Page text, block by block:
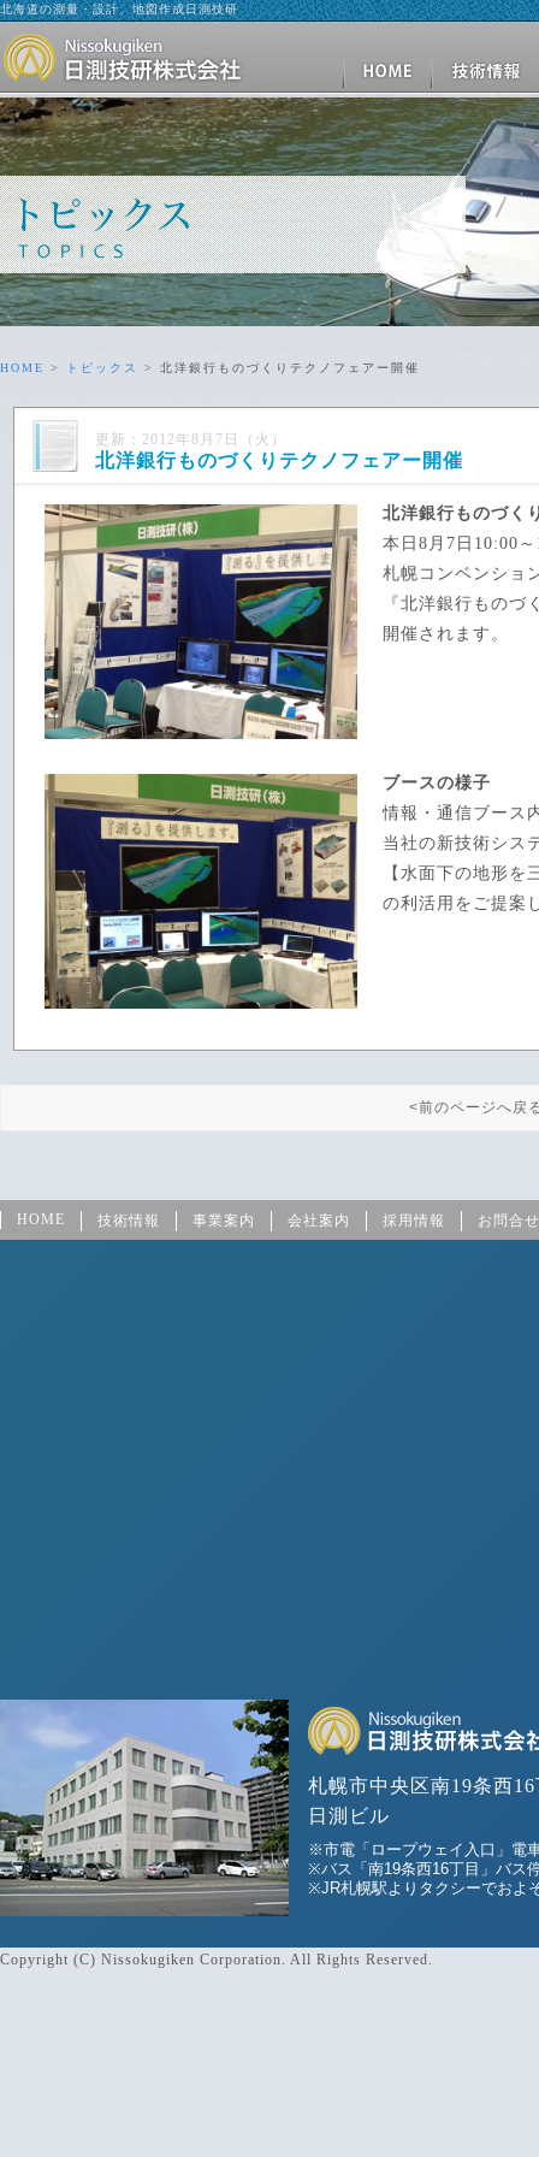
北海道の測量・設計、地図作成日測技研
HOME > トピックス > 北洋銀行ものづくりテクノフェアー開催
更新：2012年8月7日（火）
北洋銀行ものづくりテクノフェアー開催
北洋銀行ものづく
本日8月7日10:00
札幌コンベンショ
『北洋銀行ものづ
開催されます。
ブースの様子
情報・通信ブース
当社の新技術シス
【水面下の地形を
の利活用をご提案
<前のページへ戻
HOME 技術情報 事業案内 会社案内 採用情報 お問合せ
札幌市中央区南19条西
日測ビル
※市電「ロープウェイ入口」電
※バス「南19条西16丁目」バス
※JR札幌駅よりタクシーでおよ
Copyright (C) Nissokugiken Corporation. All Rights Reserved.